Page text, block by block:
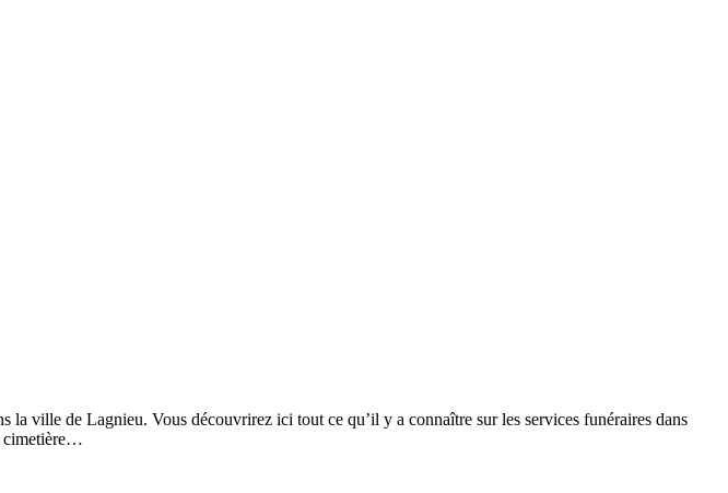
la ville de Lagnieu. Vous découvrirez ici tout ce qu’il y a connaître sur les services funéraires dans
cimetière…